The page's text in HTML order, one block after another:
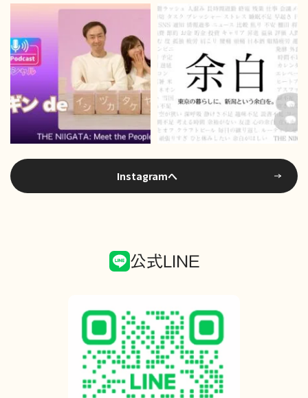
Instagramへ
公式LINE